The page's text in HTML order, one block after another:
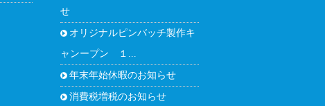
せ
オリジナルピンバッチ製作キ
ャンープン １...
年末年始休暇のお知らせ
消費税増税のお知らせ